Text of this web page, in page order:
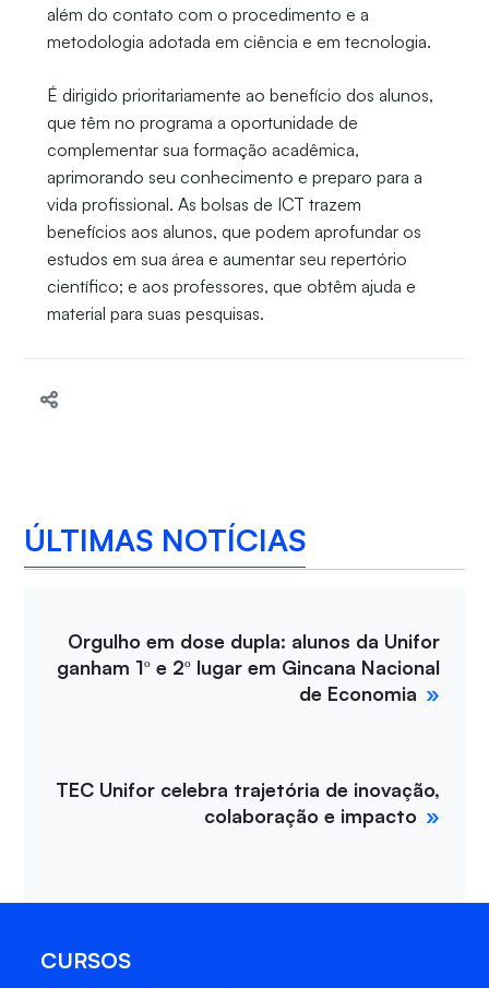
além do contato com o procedimento e a
metodologia adotada em ciência e em tecnologia.
É dirigido prioritariamente ao benefício dos alunos,
que têm no programa a oportunidade de
complementar sua formação acadêmica,
aprimorando seu conhecimento e preparo para a
vida profissional. As bolsas de ICT trazem
benefícios aos alunos, que podem aprofundar os
estudos em sua área e aumentar seu repertório
científico; e aos professores, que obtêm ajuda e
material para suas pesquisas.
ÚLTIMAS NOTÍCIAS
Orgulho em dose dupla: alunos da Unifor
ganham 1º e 2º lugar em Gincana Nacional
de Economia
TEC Unifor celebra trajetória de inovação,
colaboração e impacto
CURSOS